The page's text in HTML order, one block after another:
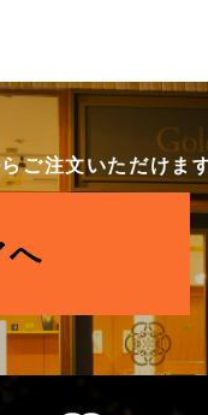
ご注文いただけます
へ